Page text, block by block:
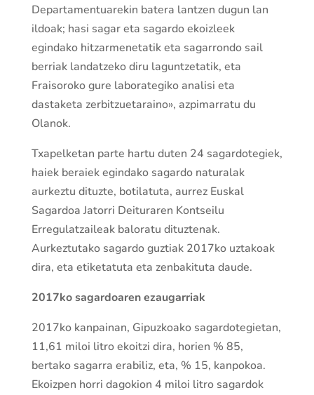
Departamentuarekin batera lantzen dugun lan
ildoak; hasi sagar eta sagardo ekoizleek
egindako hitzarmenetatik eta sagarrondo sail
berriak landatzeko diru laguntzetatik, eta
Fraisoroko gure laborategiko analisi eta
dastaketa zerbitzuetaraino», azpimarratu du
Olanok.
Txapelketan parte hartu duten 24 sagardotegiek,
haiek beraiek egindako sagardo naturalak
aurkeztu dituzte, botilatuta, aurrez Euskal
Sagardoa Jatorri Deituraren Kontseilu
Erregulatzaileak baloratu dituztenak.
Aurkeztutako sagardo guztiak 2017ko uztakoak
dira, eta etiketatuta eta zenbakituta daude.
2017ko sagardoaren ezaugarriak
2017ko kanpainan, Gipuzkoako sagardotegietan,
11,61 miloi litro ekoitzi dira, horien % 85,
bertako sagarra erabiliz, eta, % 15, kanpokoa.
Ekoizpen horri dagokion 4 miloi litro sagardok